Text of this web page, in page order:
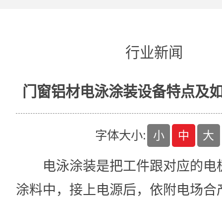
行业新闻
门窗铝材电泳涂装设备特点及
字体大小: 小 中 大
电泳涂装是把工件跟对应的电
涂料中，接上电源后，依附电场合